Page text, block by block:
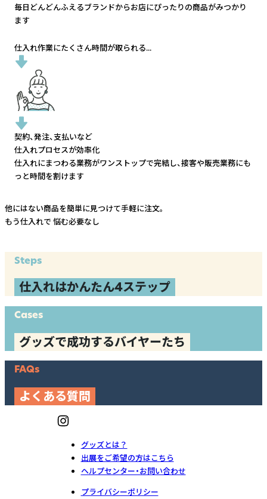
毎日どんどんふえるブランドからお店にぴったりの商品がみつかり
ます
仕入れ作業にたくさん時間が取られる...
契約、発注、支払いなど
仕入れプロセスが効率化
仕入れにまつわる業務がワンストップで完結し、接客や販売業務にも
っと時間を割けます
他にはない商品を簡単に見つけて手軽に注文。
もう仕入れで 悩む必要なし
Steps
仕入れはかんたん4ステップ
Cases
グッズで成功するバイヤーたち
FAQs
よくある質問
グッズとは？
出展をご希望の方はこちら
ヘルプセンター・お問い合わせ
プライバシーポリシー